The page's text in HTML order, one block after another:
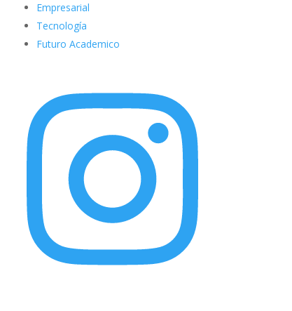
Empresarial
Tecnología
Futuro Academico